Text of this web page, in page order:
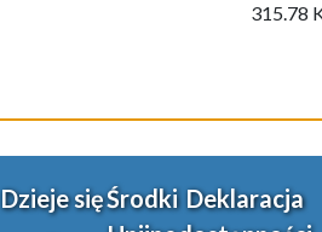
315.78
Dzieje sięŚrodki Deklaracja